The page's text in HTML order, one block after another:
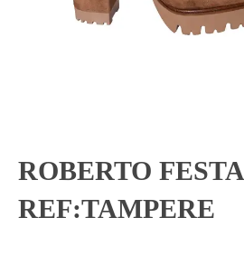
ROBERTO FESTA
REF:TAMPERE